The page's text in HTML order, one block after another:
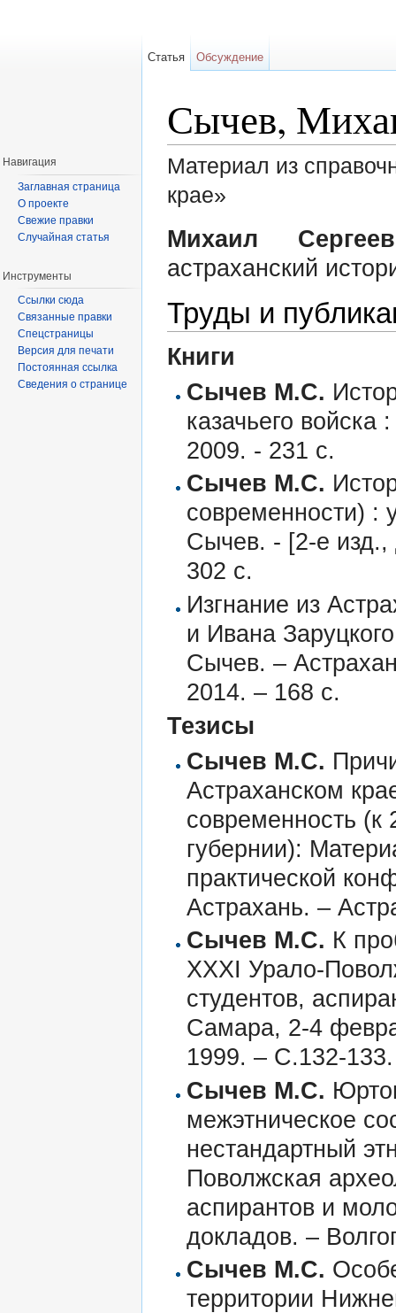
Сычев,
Материал из
крае»
Михаил
астраханский
Труды и
Книги
Сычев М.С.
казачьего
2009. - 231 с.
Сычев М.С.
современности)
Сычев. - [2-е изд.,
302 с.
Изгнание из
и Ивана
Сычев. –
2014. – 168 с.
Тезисы
Сычев М.С.
Астраханском
современность (к
губернии):
практической
Астрахань. –
Сычев М.С. К
XXXI Урало-
студентов,
Самара, 2-4
1999. – С.132-133.
Сычев М.С.
межэтническое
нестандартный
Поволжская
аспирантов и
докладов. –
Сычев М.С.
территории
Статья Обсуждение
Навигация
Заглавная страница
О проекте
Свежие правки
Случайная статья
Инструменты
Ссылки сюда
Связанные правки
Спецстраницы
Версия для печати
Постоянная ссылка
Сведения о странице